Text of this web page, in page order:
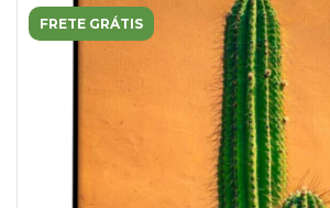
FRETE GRÁTIS